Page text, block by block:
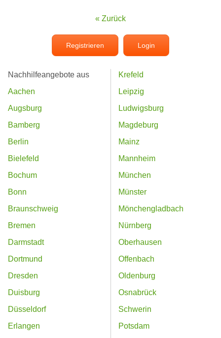
« Zurück
Registrieren Login
Nachhilfeangebote aus
Aachen
Augsburg
Bamberg
Berlin
Bielefeld
Bochum
Bonn
Braunschweig
Bremen
Darmstadt
Dortmund
Dresden
Duisburg
Düsseldorf
Erlangen
Krefeld
Leipzig
Ludwigsburg
Magdeburg
Mainz
Mannheim
München
Münster
Mönchengladbach
Nürnberg
Oberhausen
Offenbach
Oldenburg
Osnabrück
Schwerin
Potsdam